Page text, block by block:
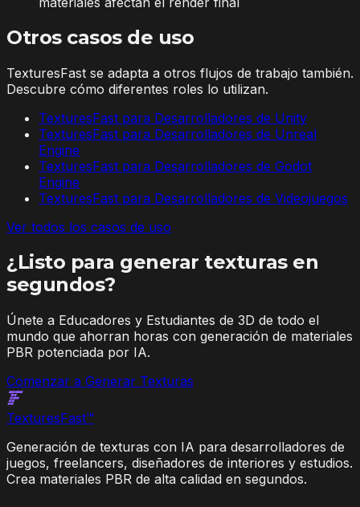
Otros casos de uso
TexturesFast se adapta a otros flujos de trabajo también.
Descubre cómo diferentes roles lo utilizan.
TexturesFast para Desarrolladores de Unity
TexturesFast para Desarrolladores de Unreal
Engine
TexturesFast para Desarrolladores de Godot
Engine
TexturesFast para Desarrolladores de Videojuegos
Ver todos los casos de uso
¿Listo para generar texturas en
segundos?
Únete a Educadores y Estudiantes de 3D de todo el
mundo que ahorran horas con generación de materiales
PBR potenciada por IA.
Comenzar a Generar Texturas
TexturesFast™
Generación de texturas con IA para desarrolladores de
juegos, freelancers, diseñadores de interiores y estudios.
Crea materiales PBR de alta calidad en segundos.